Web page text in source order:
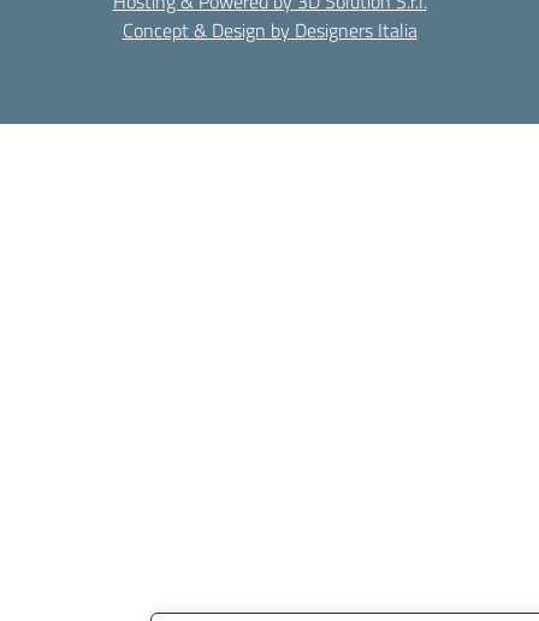
Concept & Design by Designers Italia